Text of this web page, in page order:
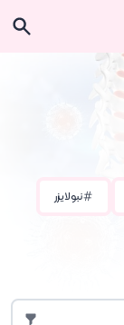
نبولایزر